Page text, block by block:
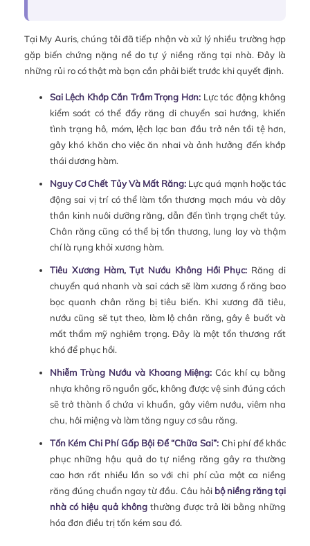
Tại My Auris, chúng tôi đã tiếp nhận và xử lý nhiều trường hợp
gặp biến chứng nặng nề do tự ý niềng răng tại nhà. Đây là
những rủi ro có thật mà bạn cần phải biết trước khi quyết định.
Sai Lệch Khớp Cắn Trầm Trọng Hơn: Lực tác động không
kiểm soát có thể đẩy răng di chuyển sai hướng, khiến
tình trạng hô, móm, lệch lạc ban đầu trở nên tồi tệ hơn,
gây khó khăn cho việc ăn nhai và ảnh hưởng đến khớp
thái dương hàm.
Nguy Cơ Chết Tủy Và Mất Răng: Lực quá mạnh hoặc tác
động sai vị trí có thể làm tổn thương mạch máu và dây
thần kinh nuôi dưỡng răng, dẫn đến tình trạng chết tủy.
Chân răng cũng có thể bị tổn thương, lung lay và thậm
chí là rụng khỏi xương hàm.
Tiêu Xương Hàm, Tụt Nướu Không Hồi Phục: Răng di
chuyển quá nhanh và sai cách sẽ làm xương ổ răng bao
bọc quanh chân răng bị tiêu biến. Khi xương đã tiêu,
nướu cũng sẽ tụt theo, làm lộ chân răng, gây ê buốt và
mất thẩm mỹ nghiêm trọng. Đây là một tổn thương rất
khó để phục hồi.
Nhiễm Trùng Nướu và Khoang Miệng: Các khí cụ bằng
nhựa không rõ nguồn gốc, không được vệ sinh đúng cách
sẽ trở thành ổ chứa vi khuẩn, gây viêm nướu, viêm nha
chu, hôi miệng và làm tăng nguy cơ sâu răng.
Tốn Kém Chi Phí Gấp Bội Để “Chữa Sai”: Chi phí để khắc
phục những hậu quả do tự niềng răng gây ra thường
cao hơn rất nhiều lần so với chi phí của một ca niềng
răng đúng chuẩn ngay từ đầu. Câu hỏi bộ niềng răng tại
nhà có hiệu quả khôngthường được trả lời bằng những
hóa đơn điều trị tốn kém sau đó.